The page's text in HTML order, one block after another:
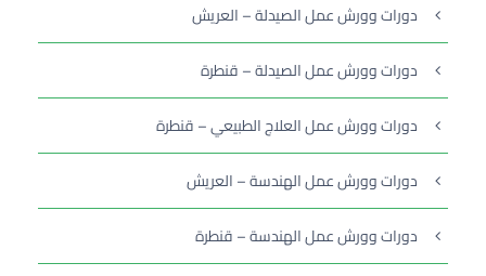
دورات وورش عمل الصيدلة – العريش
دورات وورش عمل الصيدلة – قنطرة
دورات وورش عمل العلاج الطبيعي – قنطرة
دورات وورش عمل الهندسة – العريش
دورات وورش عمل الهندسة – قنطرة